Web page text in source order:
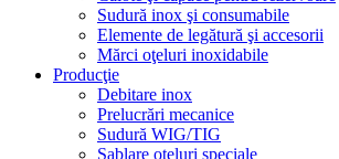
Sudură inox şi consumabile
Elemente de legătură şi accesorii
Mărci oţeluri inoxidabile
Producţie
Debitare inox
Prelucrări mecanice
Sudură WIG/TIG
Sablare oţeluri speciale